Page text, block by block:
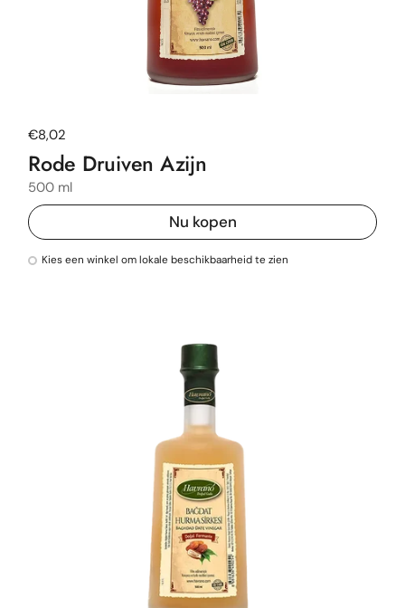
Normale prijs
€8,02
Rode Druiven Azijn
500 ml
Nu kopen
Kies een winkel om lokale beschikbaarheid te zien